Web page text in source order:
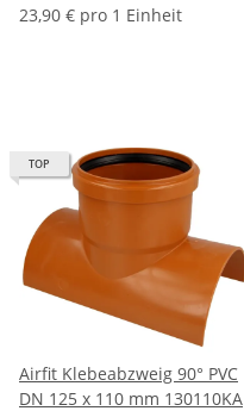
23,90 € pro 1 Einheit
TOP
Airfit Klebeabzweig 90° PVC
DN 125 x 110 mm 130110KA